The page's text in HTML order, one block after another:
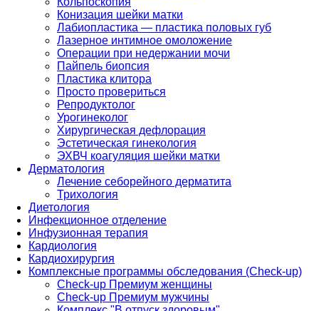
Конизация шейки матки
Лабиопластика — пластика половых губ
Лазерное интимное омоложение
Операции при недержании мочи
Пайпель биопсия
Пластика клитора
Просто провериться
Репродуктолог
Урогинеколог
Хирургическая дефлорация
Эстетическая гинекология
ЭХВЧ коагуляция шейки матки
Дерматология
Лечение себорейного дерматита
Трихология
Диетология
Инфекционное отделение
Инфузионная терапия
Кардиология
Кардиохирургия
Комплексные программы обследования (Check-up)
Check-up Премиум женщины
Check-up Премиум мужчины